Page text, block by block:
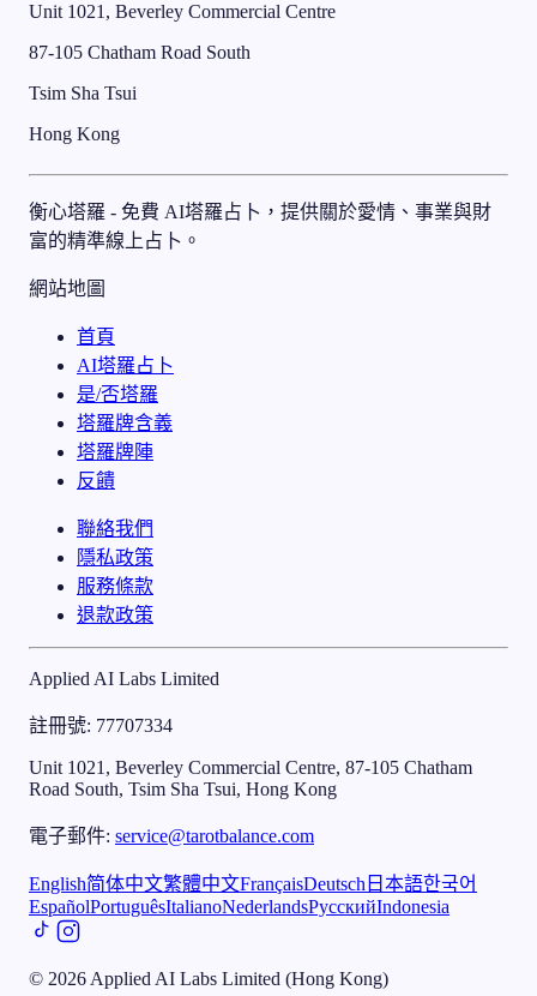
Unit 1021, Beverley Commercial Centre
87-105 Chatham Road South
Tsim Sha Tsui
Hong Kong
衡心塔羅 - 免費 AI塔羅占卜，提供關於愛情、事業與財
富的精準線上占卜。
網站地圖
首頁
AI塔羅占卜
是/否塔羅
塔羅牌含義
塔羅牌陣
反饋
聯絡我們
隱私政策
服務條款
退款政策
Applied AI Labs Limited
註冊號: 77707334
Unit 1021, Beverley Commercial Centre, 87-105 Chatham
Road South, Tsim Sha Tsui, Hong Kong
電子郵件: service@tarotbalance.com
English简体中文繁體中文FrançaisDeutsch 日本語한국어
EspañolPortuguêsItalianoNederlandsРусскийIndonesia
© 2026 Applied AI Labs Limited (Hong Kong)